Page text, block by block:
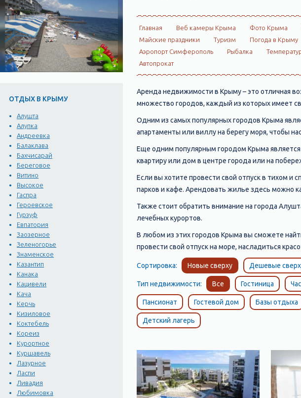
ОТДЫХ В КРЫМУ
Алушта
Алупка
Андреевка
Балаклава
Бахчисарай
Береговое
Витино
Высокое
Гаспра
Героевское
Гурзуф
Евпатория
Заозерное
Зеленогорье
Знаменское
Казантип
Канака
Кацивели
Кача
Керчь
Кизиловое
Коктебель
Кореиз
Курортное
Куршавель
Лазурное
Ласпи
Ливадия
Любимовка
Главная Веб камеры Крыма Фото Крыма
Майские праздники
Туризм Погода в Крыму
Аэропорт Симферополь
Рыбалка
Автопрокат
Аренда недвижимости в Крыму – это отличная
множество городов, каждый из которых имеет
Одним из самых популярных городов Крыма
апартаменты или виллу на берегу моря, чтобы
Еще одним популярным городом Крыма
квартиру или дом в центре города или на
Если вы хотите провести свой отпуск в тихом
парков и кафе. Арендовать жилье здесь можно
Также стоит обратить внимание на города
лечебных курортов.
В любом из этих городов Крыма вы сможете
провести свой отпуск на море, насладиться
Сортировка: Новые сверху Дешевые
Тип недвижимости: Все Гостиница
Пансионат Гостевой дом Базы отдыха
Детский лагерь